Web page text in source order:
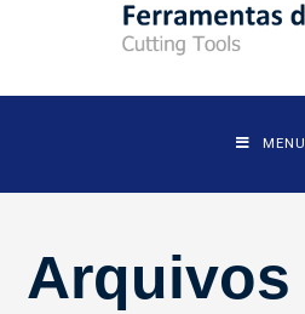
MENU
Arquivos